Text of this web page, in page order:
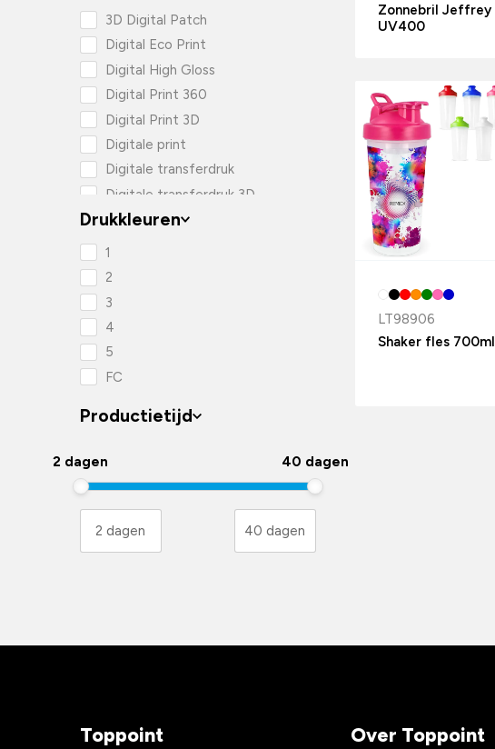
Zonnebril Jeffrey
UV400
LT98906
Shaker fles 700ml
3D Digital Patch
Digital Eco Print
Digital High Gloss
Digital Print 360
Digital Print 3D
Digitale print
Digitale transferdruk
Digitale transferdruk 3D
Doming
Lasergraveren
Lasergraveren 2 kleuren
Reflecterend Zeefdruk
UV High Gloss
Zeefdruk transfer
Drukkleuren
1
2
3
4
5
FC
Productietijd
2 dagen 40 dagen
Toppoint Over Toppoint